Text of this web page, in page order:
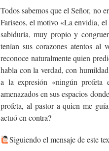
Todos sabemos que el Señor, no
Fariseos, el motivo «La envidia,
sabiduría, muy propio y
tenían sus corazones atentos al
reconoce naturalmente quien
habla con la verdad, con
a la expresión «ningún profeta
amenazados en sus espacios
profeta, al pastor a quien me
actuó en contra?
Siguiendo el mensaje de este